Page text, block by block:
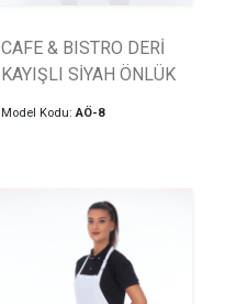
CAFE & BISTRO DERİ
KAYIŞLI SİYAH ÖNLÜK
Model Kodu:AÖ-8